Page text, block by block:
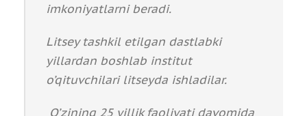
imkoniyatlarni beradi.
Litsey tashkil etilgan dastlabki
yillardan boshlab institut
o’qituvchilari litseyda ishladilar.
O’zining 25 yillik faoliyati davomida